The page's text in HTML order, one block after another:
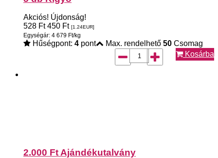
Akciós! Újdonság!
528 Ft 450 Ft [1.24EUR]
Egységár: 4 679 Ft/kg
Hűségpont: 4 pont Max. rendelhető 50 Csomag
Kosárba
2.000 Ft Ajándékutalvány